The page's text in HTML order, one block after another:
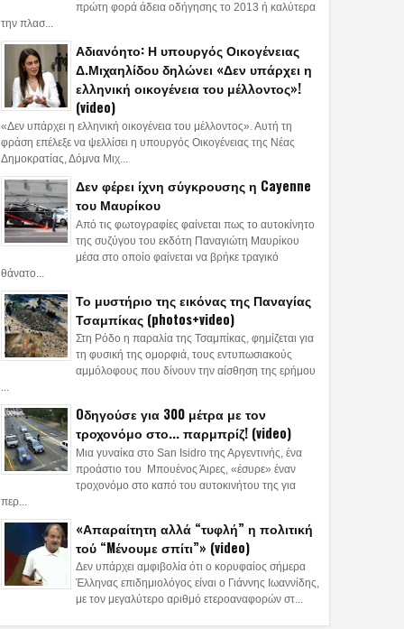
πρώτη φορά άδεια οδήγησης το 2013 ή καλύτερα
την πλασ...
Αδιανόητο: Η υπουργός Οικογένειας
Δ.Μιχαηλίδου δηλώνει «Δεν υπάρχει η
ελληνική οικογένεια του μέλλοντος»!
(video)
«Δεν υπάρχει η ελληνική οικογένεια του μέλλοντος». Αυτή τη
φράση επέλεξε να ψελλίσει η υπουργός Οικογένειας της Νέας
Δημοκρατίας, Δόμνα Μιχ...
Δεν φέρει ίχνη σύγκρουσης η Cayenne
του Μαυρίκου
Από τις φωτογραφίες φαίνεται πως το αυτοκίνητο
της συζύγου του εκδότη Παναγιώτη Μαυρίκου
μέσα στο οποίο φαίνεται να βρήκε τραγικό
θάνατο...
Το μυστήριο της εικόνας της Παναγίας
Τσαμπίκας (photos+video)
Στη Ρόδο η παραλία της Τσαμπίκας, φημίζεται για
τη φυσική της ομορφιά, τους εντυπωσιακούς
αμμόλοφους που δίνουν την αίσθηση της ερήμου
...
Oδηγούσε για 300 μέτρα με τον
τροχονόμο στο... παρμπρίζ! (video)
Μια γυναίκα στο San Isidro της Αργεντινής, ένα
προάστιο του Μπουένος Άιρες, «έσυρε» έναν
τροχονόμο στο καπό του αυτοκινήτου της για
περ...
«Απαραίτητη αλλά “τυφλή” η πολιτική
τού “Mένουμε σπίτι”» (video)
Δεν υπάρχει αμφιβολία ότι ο κορυφαίος σήμερα
Έλληνας επιδημιολόγος είναι ο Γιάννης Ιωαννίδης,
με τον μεγαλύτερο αριθμό ετεροαναφορών στ...